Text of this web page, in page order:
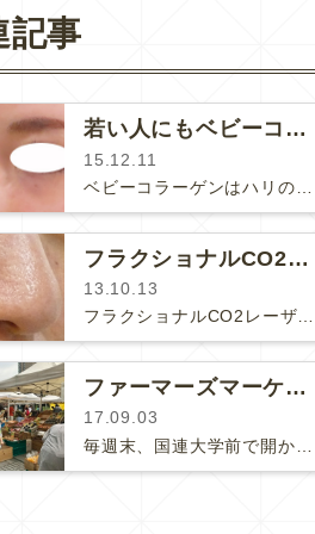
記事
若い人にもベビーコラーゲンは良いです☆
15.12.11
フラクショナルCO2レーザーの毛穴治療
13.10.13
ファーマーズマーケット
17.09.03